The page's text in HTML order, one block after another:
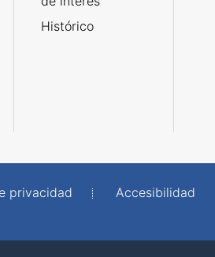
Histórico
privacidad Accesibilidad